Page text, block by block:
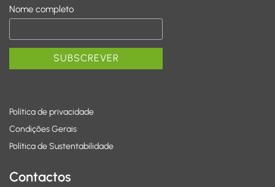
Nome completo
Política de privacidade
Condições Gerais
Política de Sustentabilidade
Contactos